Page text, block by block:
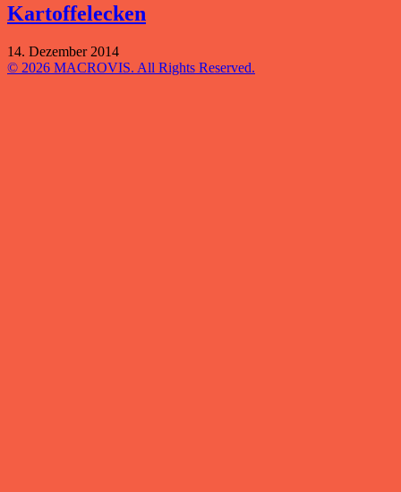
Kartoffelecken
14. Dezember 2014
© 2026 MACROVIS. All Rights Reserved.